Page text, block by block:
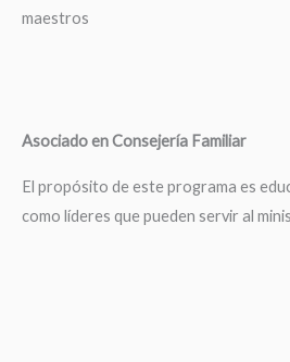
maestros
Asociado en Consejería Familiar
El propósito de este programa es
como líderes que pueden servir al